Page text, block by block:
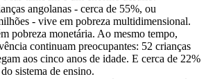
angolanas - cerca de 55%, ou
- vive em pobreza multidimensional.
pobreza monetária. Ao mesmo tempo,
continuam preocupantes: 52 crianças
aos cinco anos de idade. E cerca de 22%
sistema de ensino.